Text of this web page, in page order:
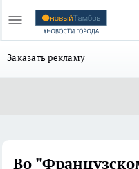
Заказать рекламу
Во